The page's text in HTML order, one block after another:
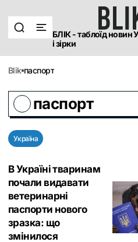
БЛІК - таблоїд новин
і зірки
blik паспорт
паспорт
Україна
В Україні тваринам
почали видавати
ветеринарні
паспорти нового
зразка: що
змінилося